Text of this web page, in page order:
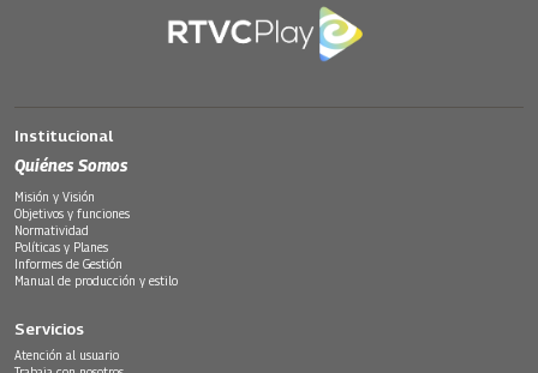
Institucional
Quiénes Somos
Misión y Visión
Objetivos y funciones
Normatividad
Políticas y Planes
Informes de Gestión
Manual de producción y estilo
Servicios
Atención al usuario